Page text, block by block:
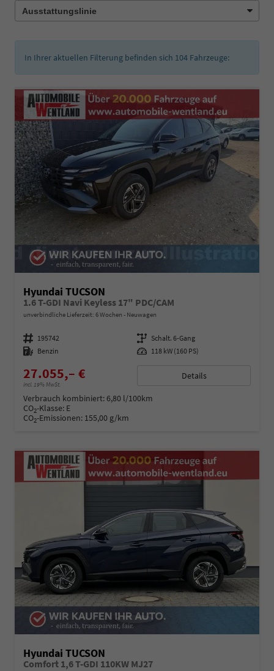
In Ihrer aktuellen Filterung befinden sich 104 Fahrzeuge:
Hyundai TUCSON
1.6 T-GDI Navi Keyless 17" PDC/CAM
unverbindliche Lieferzeit: 6 Wochen Neuwagen
Fahrzeugnummer 195742 Getriebe Schalt. 6-Gang
Kraftstoff Benzin Leistung 118 kW (160 PS)
27.055,– €
incl. 19% MwSt.
Details
Verbrauch kombiniert:6,80 l/100km
CO2-Klasse: E
CO2-Emissionen: 155,00 g/km
Hyundai TUCSON
Comfort 1,6 T-GDI 110KW MJ27